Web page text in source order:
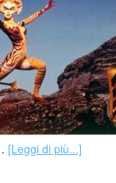
[Leggi di più...]